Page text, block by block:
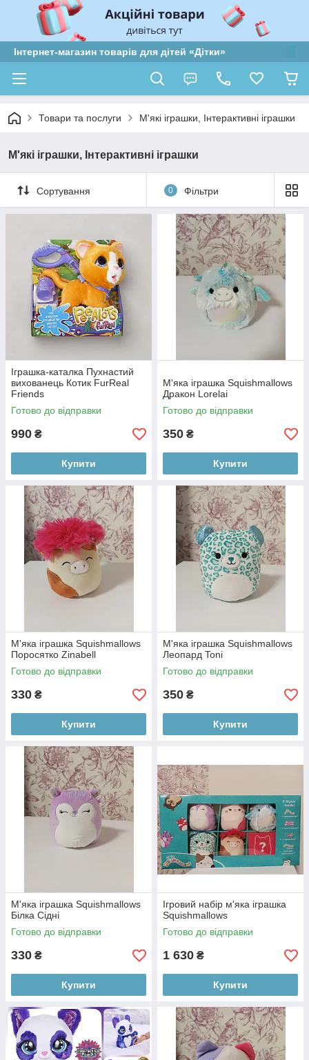
Інтернет-магазин товарів для дітей «Дітки»
Товари та послуги М'які іграшки, Інтерактивні іграшки
М'які іграшки, Інтерактивні іграшки
Сортування 0 Фільтри
Іграшка-каталка Пухнастий
вихованець Котик FurReal
Friends
Готово до відправки
990 ₴
Купити
М'яка іграшка Squishmallows
Дракон Lorelai
Готово до відправки
350 ₴
Купити
М'яка іграшка Squishmallows
Поросятко Zinabell
Готово до відправки
330 ₴
Купити
М'яка іграшка Squishmallows
Леопард Toni
Готово до відправки
350 ₴
Купити
М'яка іграшка Squishmallows
Білка Сідні
Готово до відправки
330 ₴
Купити
Ігровий набір м'яка іграшка
Squishmallows
Готово до відправки
1 630 ₴
Купити